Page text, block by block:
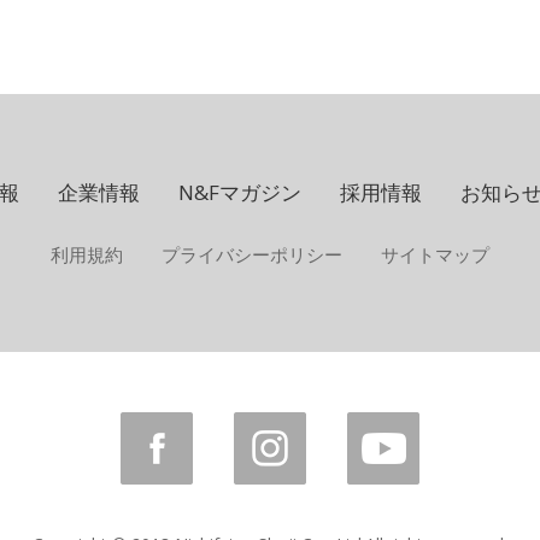
企業情報 N&Fマガジン 採用情報 お知ら
利用規約 プライバシーポリシー サイトマップ